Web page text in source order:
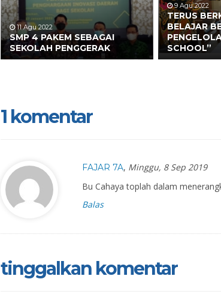
11 Agu 2022
SMP 4 PAKEM SEBAGAI
SEKOLAH PENGGERAK
9 Agu 2022
TERUS
BELAJAR
SCHOOL”
1 komentar
FAJAR 7A, Minggu, 8 Sep 2019
Bu Cahaya toplah dalam
Balas
tinggalkan komentar